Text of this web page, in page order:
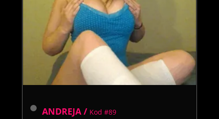
ANDREJA / Kod #89